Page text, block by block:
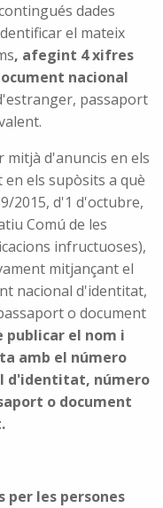
dades
el mateix
, afegint 4 xifres
nacional
passaport
mitjà d'anuncis en els
els supòsits a què
2015, d'1 d'octubre,
Comú de les
infructuoses),
mitjançant el
nacional d'identitat,
o document
publicar el nom i
amb el número
d'identitat, número
o document
per les persones